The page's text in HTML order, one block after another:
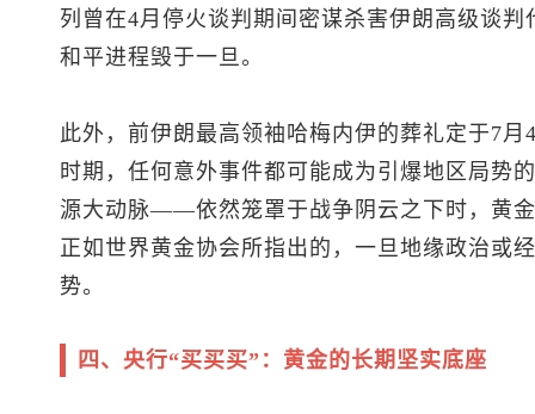
列曾在4月停火谈判期间密谋杀害伊朗高级谈
和平进程毁于一旦。
此外，前伊朗最高领袖哈梅内伊的葬礼定于7
时期，任何意外事件都可能成为引爆地区局
源大动脉——依然笼罩于战争阴云之下时，黄
正如世界黄金协会所指出的，一旦地缘政治或
势。
四、央行“买买买”：黄金的长期坚实底座